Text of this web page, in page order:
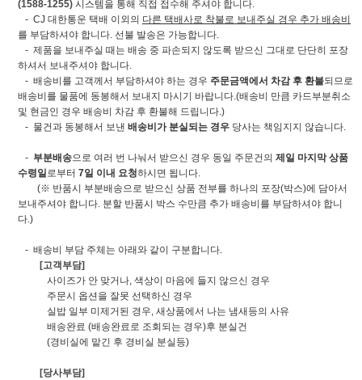
(1588-1255) 시스템을 통해 직접 접수해 주셔야 합니다.
- CJ 대한통운 택배 이외의 다른 택배사로 착불로 보내주실 경우 추가 배송비
를 부담하셔야 합니다. 선불 발송은 가능합니다.
- 제품을 보내주실 때는 배송 중 파손되지 않도록 받으신 그대로 단단히 포장
하셔서 보내주셔야 합니다.
- 배송비를 고객께서 부담하셔야 하는 경우 주문금액에서 차감 후 환불되므로
배송비를 물품에 동봉해서 보내지 마시기 바랍니다.(배송비 만큼 카드부분취소
및 현금인 경우 배송비 차감 후 환불해 드립니다.)
- 물건과 동봉해서 보낸 배송비가 분실되는 경우 당사는 책임지지 않습니다.
- 부분배송으로 여러 번 나눠서 받으신 경우 동일 주문건의 제일 마지막 상품
수령일로부터 7일 이내 요청하시면 됩니다.
(※ 반품시 부분배송으로 받으신 상품 전부를 하나의 포장(박스)에 담아서
보내주셔야 합니다. 분할 반품시 박스 수만큼 추가 배송비를 부담하셔야 합니
다.)
- 배송비 부담 주체는 아래와 같이 구분합니다.
[고객부담]
사이즈가 안 맞거나, 색상이 마음에 들지 않으신 경우
주문시 옵션을 잘못 선택하신 경우
실밥 일부 미제거된 경우, 새상품에서 나는 냄새등의 사유
배송완료 (배송완료로 조회되는 경우)후 분실건
(경비실에 맡긴 후 경비실 분실등)
[당사부담]